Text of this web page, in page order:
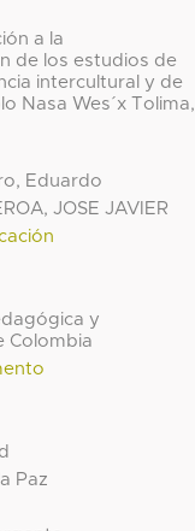
a la
de los estudios de
intercultural y de
Nasa Wes´x Tolima,
Eduardo
JOSE JAVIER
y
Colombia
Paz